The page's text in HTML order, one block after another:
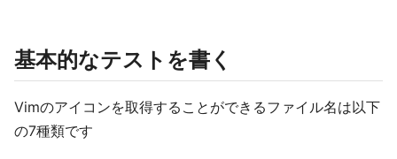
基本的なテストを書く
Vimのアイコンを取得することができるファイル名は以下
の7種類です